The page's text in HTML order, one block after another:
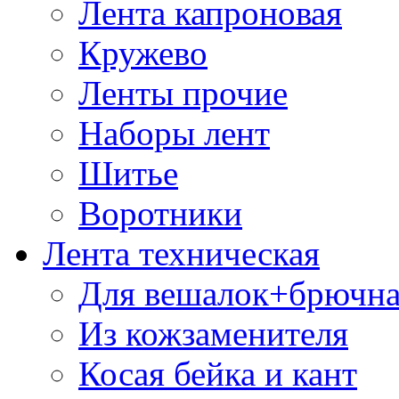
Лента капроновая
Кружево
Ленты прочие
Наборы лент
Шитье
Воротники
Лента техническая
Для
Из кожзаменителя
Косая бейка и кант